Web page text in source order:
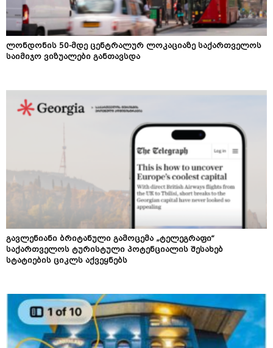
ლონდონის 50-მდე ცენტრალურ ლოკაციაზე საქართველოს
საიმიჯო ვიზუალები განთავსდა
გავლენიანი ბრიტანული გამოცემა „ტელეგრაფი“
საქართველოს ტურისტული პოტენციალის შესახებ
სტატიების ციკლს აქვეყნებს